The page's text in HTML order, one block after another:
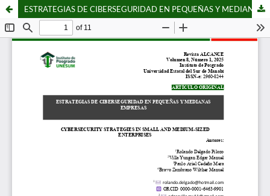
ESTRATEGIAS DE CIBERSEGURIDAD EN PEQUEÑAS Y MEDIANAS EMPRESAS